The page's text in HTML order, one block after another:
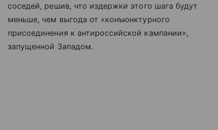
соседей, решив, что издержки этого шага будут
меньше, чем выгода от «конъюнктурного
присоединения к антироссийской кампании»,
запущенной Западом.